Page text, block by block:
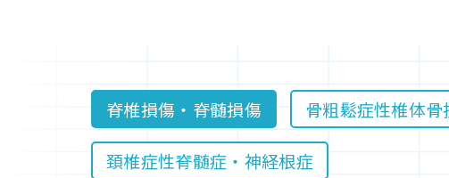
脊椎損傷・脊髄損傷 骨粗鬆症性椎体骨
頚椎症性脊髄症・神経根症